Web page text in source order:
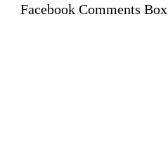
Facebook Comments Box